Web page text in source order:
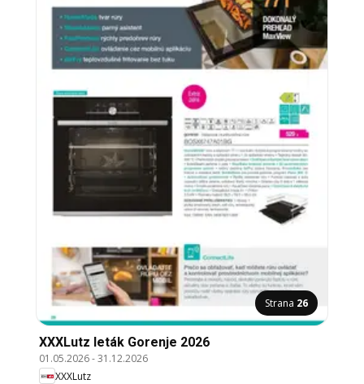
Strana 26
XXXLutz leták Gorenje 2026
01.05.2026-31.12.2026
XXXLutz